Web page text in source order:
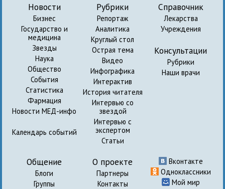
Новости
Бизнес
Государство и
медицина
Звезды
Наука
Общество
События
Статистика
Фармация
Новости МЕД-инфо
Календарь событий
Рубрики
Репортаж
Аналитика
Круглый стол
Острая тема
Видео
Инфографика
Интерактив
История читателя
Интервью со
звездой
Интервью с
экспертом
Статьи
Справочник
Лекарства
Учреждения
Консультации
Рубрики
Наши врачи
Общение
Блоги
Группы
О проекте
Партнеры
Контакты
Вконтакте
Одноклассники
Мой мир